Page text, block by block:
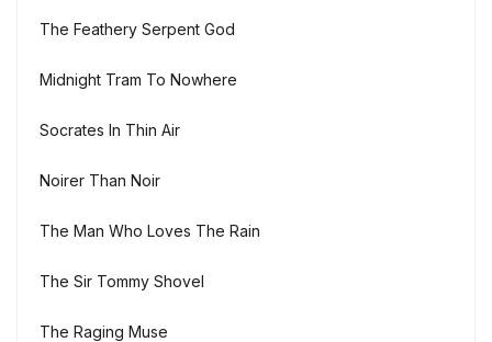
The Feathery Serpent God
Midnight Tram To Nowhere
Socrates In Thin Air
Noirer Than Noir
The Man Who Loves The Rain
The Sir Tommy Shovel
The Raging Muse